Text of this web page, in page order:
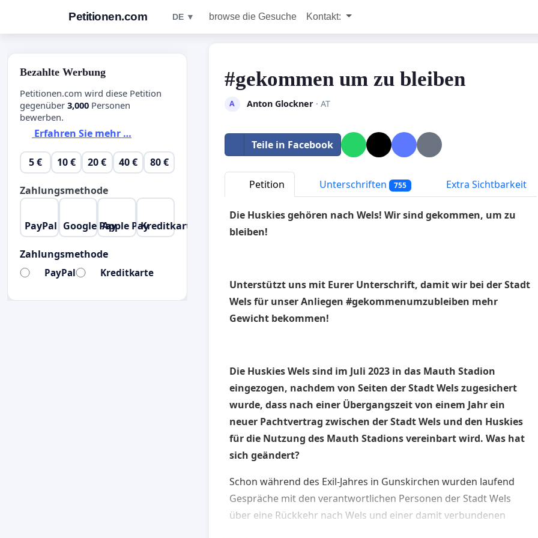
Petitionen.com DE ▼ browse die Gesuche Kontakt:
#gekommen um zu bleiben
A Anton Glockner· AT
Teile in Facebook
Petition Unterschriften 755 Extra Sichtbarkeit
Die Huskies gehören nach Wels! Wir sind gekommen, um zu
bleiben!
Unterstützt uns mit Eurer Unterschrift, damit wir bei der Stadt
Wels für unser Anliegen #gekommenumzubleiben mehr
Gewicht bekommen!
Die Huskies Wels sind im Juli 2023 in das Mauth Stadion
eingezogen, nachdem von Seiten der Stadt Wels zugesichert
wurde, dass nach einer Übergangszeit von einem Jahr ein
neuer Pachtvertrag zwischen der Stadt Wels und den Huskies
für die Nutzung des Mauth Stadions vereinbart wird. Was hat
sich geändert?
Schon während des Exil-Jahres in Gunskirchen wurden laufend
Gespräche mit den verantwortlichen Personen der Stadt Wels
über eine Rückkehr nach Wels und einer damit verbundenen
Bezahlte Werbung
Petitionen.com wird diese Petition
gegenüber 3,000 Personen
bewerben.
Erfahren Sie mehr …
5 € 10 € 20 € 40 € 80 €
Zahlungsmethode
PayPal Google PayApple PayKreditkarte
Zahlungsmethode
PayPal Kreditkarte